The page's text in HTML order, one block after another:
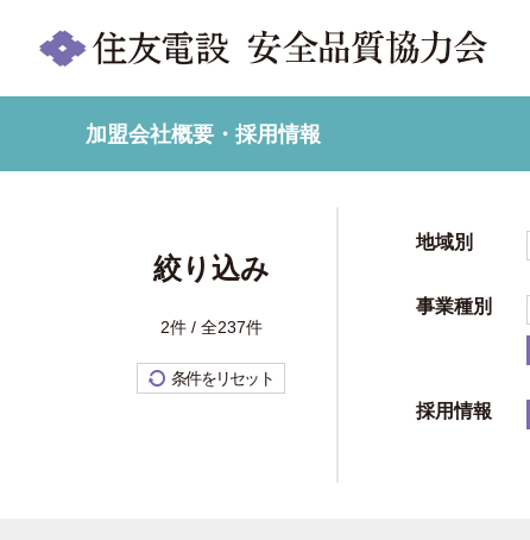
加盟会社概要・採用情報
絞り込み
2件 / 全237件
条件をリセット
地域別
事業種別
採用情報